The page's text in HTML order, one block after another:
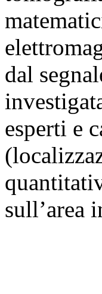
dal
esperti e
sull’area